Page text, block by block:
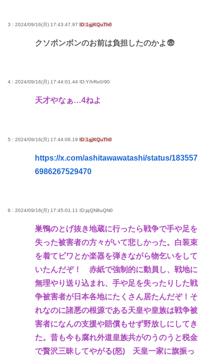
3 : 2024/09/16(月) 17:43:47.97 ID:1gjKQuTh0
クソボンボンのお前は負担したのかよ😨
4 : 2024/09/16(月) 17:44:01.44 ID:Y/hRo0/90
天才やなぁ…4ねよ
5 : 2024/09/16(月) 17:44:06.19 ID:1gjKQuTh0
https://x.com/ashitawawatashi/status/183557
6986267529470
6 : 2024/09/16(月) 17:45:01.11 ID:jqQN8uQN0
巣鴨のとげ抜き地蔵に行ったら戦争で手や足を
失った被害者の方々がいて悲しかった。白装束
を着てビワとか楽器を弾きながら物乞いをして
いたんだぞ！ 赤紙で強制的に動員し、戦地に
無理やり送り込まれ、手や足を失ったりした戦
争被害者が日本各地にたくさん居たんだぞ！そ
れなのに諸悪の根源である天皇や皇族は戦争被
害者になんの支援や賠償もせず野放しにしてき
た。昔も今も腐れ外道皇族共がのうのうと税金
で贅沢三昧してやがる(怒) 天皇一家に旗振っ